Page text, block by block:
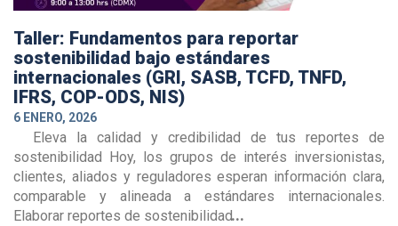
Taller: Fundamentos para reportar
sostenibilidad bajo estándares
internacionales (GRI, SASB, TCFD, TNFD,
IFRS, COP-ODS, NIS)
6 ENERO, 2026
Eleva la calidad y credibilidad de tus reportes de
sostenibilidad Hoy, los grupos de interés inversionistas,
clientes, aliados y reguladores esperan información clara,
comparable y alineada a estándares internacionales.
Elaborar reportes de sostenibilidad